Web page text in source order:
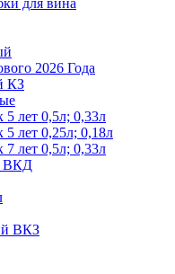
для вина
2026 Года
КЗ
5 лет 0,5л; 0,33л
5 лет 0,25л; 0,18л
7 лет 0,5л; 0,33л
ВКД
ВКЗ